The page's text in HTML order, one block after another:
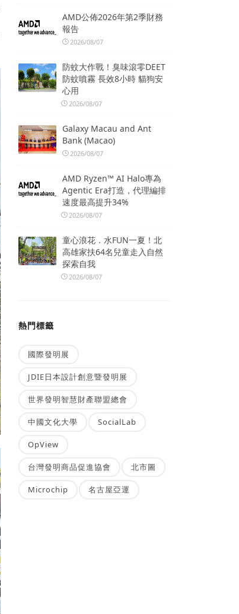
AMD公佈2026年第2季財務
報告
2026/08/07
防蚊大作戰！臭味滾零DEET
防蚊噴霧 長效8小時 貓狗安
心用
2026/08/07
Galaxy Macau and Ant
Bank (Macao)
2026/08/07
AMD Ryzen™ AI Halo專為
Agentic Era打造，代理編排
速度最高提升34%
2026/08/07
童心浪花．水FUN一夏！北
高雄家扶64名兒童走入自然
探索自我
2026/08/07
熱門標籤
國際發明展
JDIE日本設計創意暨發明展
世界發明智慧財產聯盟總會
中國文化大學 SocialLab
OpView
台灣發明商品促進協會 北市圖
Microchip 名古屋亞運